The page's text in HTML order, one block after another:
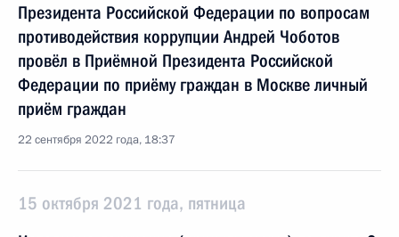
Президента Российской Федерации по вопросам
противодействия коррупции Андрей Чоботов
провёл в Приёмной Президента Российской
Федерации по приёму граждан в Москве личный
приём граждан
22 сентября 2022 года, 18:37
15 октября 2021 года, пятница